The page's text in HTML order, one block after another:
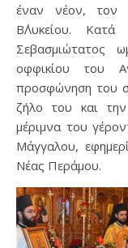
έναν νέον, τον
Β΄Λυκείου.
Σεβασμιώτατος
οφφικίου του
προσφώνηση του
ζήλο του και
μέριμνα του
Μάγγαλου,
Νέας Περάμου.